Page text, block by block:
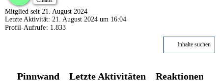
Mitglied seit 21. August 2024
Letzte Aktivität: 21. August 2024 um 16:04
Profil-Aufrufe
1.833
Inhalte suchen
Pinnwand Letzte Aktivitäten Reaktionen